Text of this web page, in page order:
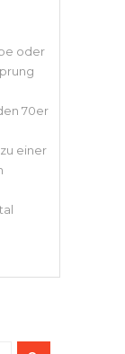
oder
70er
einer